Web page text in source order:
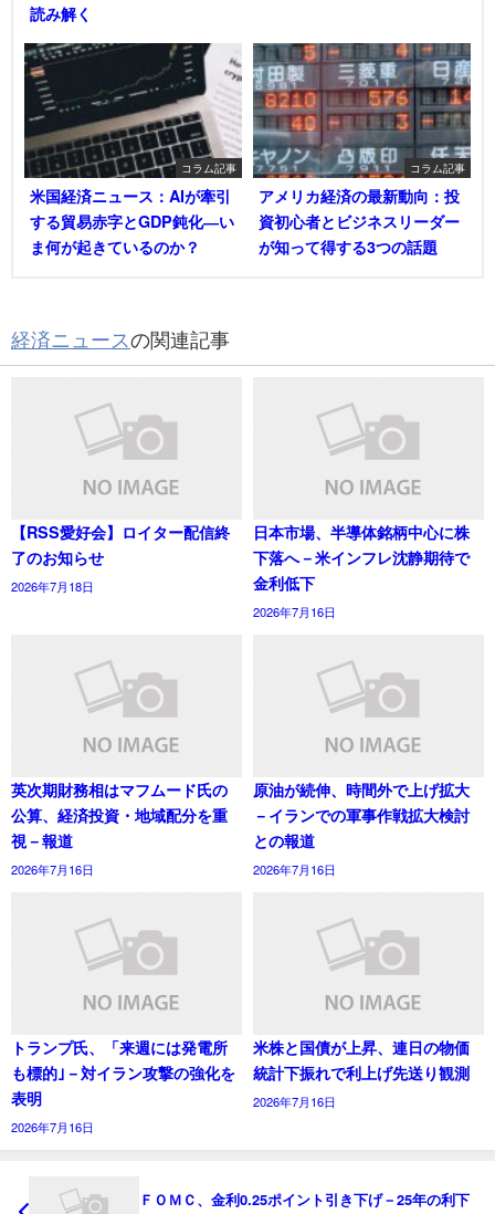
読み解く
コラム記事
米国経済ニュース：AIが牽引
する貿易赤字とGDP鈍化―い
ま何が起きているのか？
コラム記事
アメリカ経済の最新動向：投
資初心者とビジネスリーダー
が知って得する3つの話題
経済ニュースの関連記事
【RSS愛好会】ロイター配信終
了のお知らせ
2026年7月18日
日本市場、半導体銘柄中心に株
下落へ－米インフレ沈静期待で
金利低下
2026年7月16日
英次期財務相はマフムード氏の
公算、経済投資・地域配分を重
視－報道
2026年7月16日
原油が続伸、時間外で上げ拡大
－イランでの軍事作戦拡大検討
との報道
2026年7月16日
トランプ氏、「来週には発電所
も標的｣－対イラン攻撃の強化を
表明
2026年7月16日
米株と国債が上昇、連日の物価
統計下振れで利上げ先送り観測
2026年7月16日
ＦＯＭＣ、金利0.25ポイント引き下げ－25年の利下